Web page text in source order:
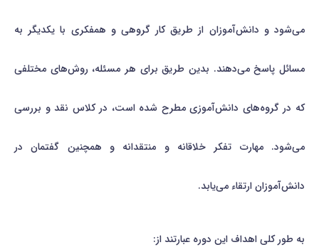
می‌شود و دانش‌آموزان از طریق کار گروهی و همفکری با یکدیگر به
مسائل پاسخ می‌دهند. بدین طریق برای هر مسئله، روش‌های مختلفی
که در گروه‌های دانش‌آموزی مطرح شده است، در کلاس نقد و بررسی
می‌شود. مهارت تفکر خلاقانه و منتقدانه و همچنین گفتمان در
دانش‌آموزان ارتقاء می‌یابد.
به طور کلی اهداف این دوره عبارتند از: